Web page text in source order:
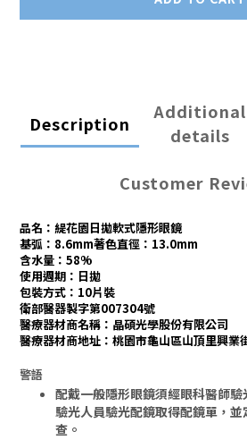
Description
Additional
details
Customer
品名：緹花園日拋軟式隱形眼鏡
基弧：8.6mm著色直徑：13.0mm
含水量：58%
使用週期：日拋
包裝方式：10片裝
衛部醫器製字第007304號
醫療器材商名稱：晶碩光學股份有限公司
醫療器材商地址：桃園市龜山區山頂里興業
警語
配戴一般隱形眼鏡須經眼科醫師
驗光人員驗光配鏡取得配鏡單，
查。